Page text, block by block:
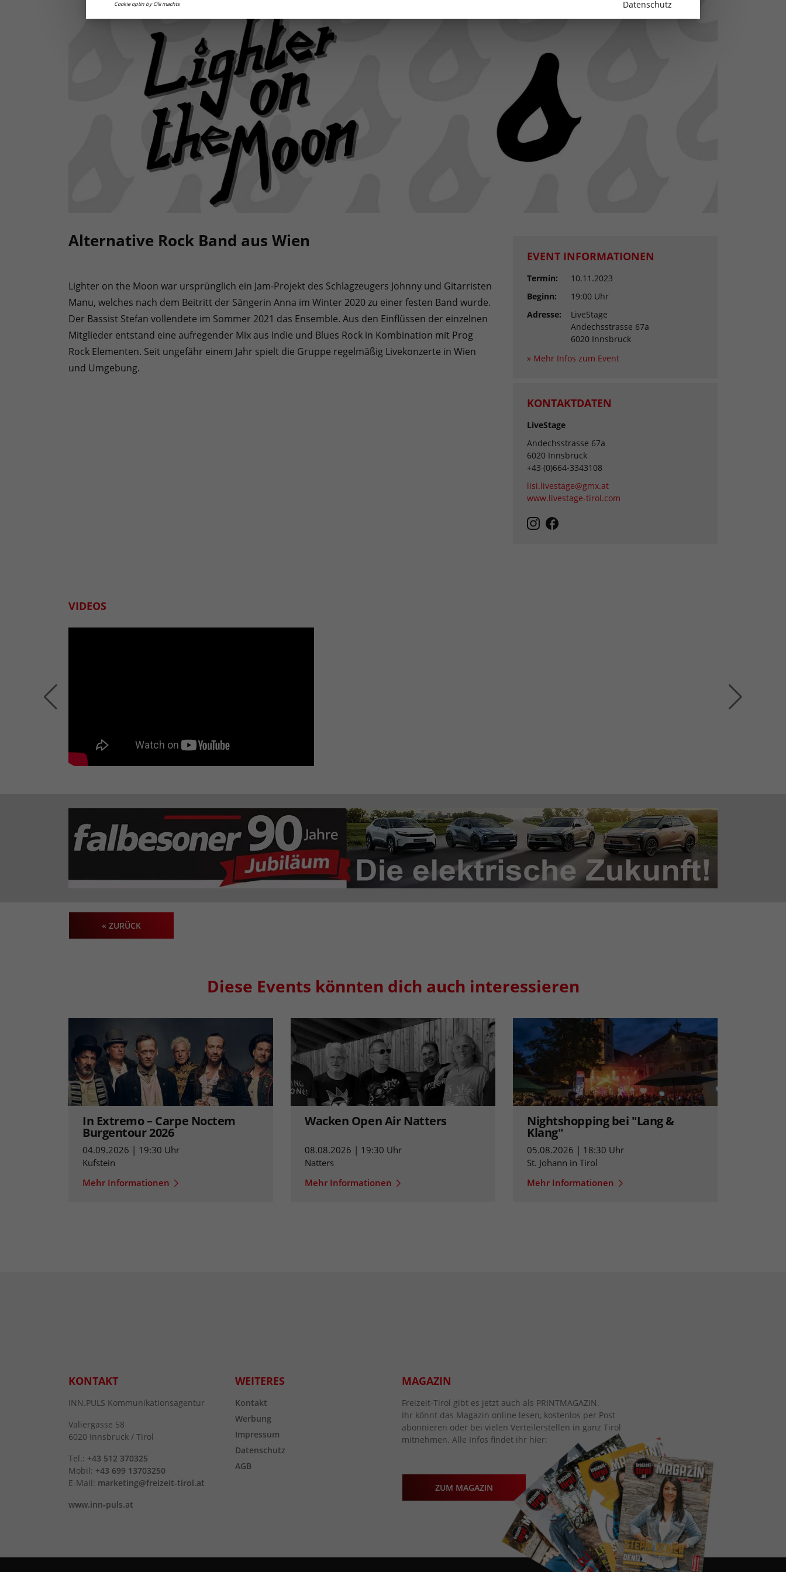
Alternative Rock Band aus Wien
Lighter on the Moon war ursprünglich ein Jam-Projekt des Schlagzeugers Johnny und Gitarristen
Manu, welches nach dem Beitritt der Sängerin Anna im Winter 2020 zu einer festen Band wurde.
Der Bassist Stefan vollendete im Sommer 2021 das Ensemble. Aus den Einflüssen der einzelnen
Mitglieder entstand eine aufregender Mix aus Indie und Blues Rock in Kombination mit Prog
Rock Elementen. Seit ungefähr einem Jahr spielt die Gruppe regelmäßig Livekonzerte in Wien
und Umgebung.
EVENT INFORMATIONEN
Termin:
10.11.2023
Beginn:
19:00 Uhr
Adresse:
LiveStage
Andechsstrasse 67a
6020 Innsbruck
» Mehr Infos zum Event
KONTAKTDATEN
LiveStage
Andechsstrasse 67a
6020 Innsbruck
+43 (0)664-3343108
lisi.livestage@gmx.at
www.livestage-tirol.com
VIDEOS
« ZURÜCK
Diese Events könnten dich auch interessieren
In Extremo – Carpe Noctem
Burgentour 2026
04.09.2026 | 19:30 Uhr
Kufstein
Mehr Informationen
Wacken Open Air Natters
08.08.2026 | 19:30 Uhr
Natters
Mehr Informationen
Nightshopping bei "Lang &
Klang"
05.08.2026 | 18:30 Uhr
St. Johann in Tirol
Mehr Informationen
KONTAKT
INN.PULS Kommunikationsagentur
Valiergasse 58
6020 Innsbruck / Tirol
Tel.: +43 512 370325
Mobil: +43 699 13703250
E-Mail: marketing@freizeit-tirol.at
www.inn-puls.at
WEITERES
Kontakt
Werbung
Impressum
Datenschutz
AGB
MAGAZIN
Freizeit-Tirol gibt es jetzt auch als PRINTMAGAZIN.
Ihr könnt das Magazin online lesen, kostenlos per Post
abonnieren oder bei vielen Verteilerstellen in ganz Tirol
mitnehmen. Alle Infos findet ihr hier:
ZUM MAGAZIN
Cookie optin by Olli machts Datenschutz